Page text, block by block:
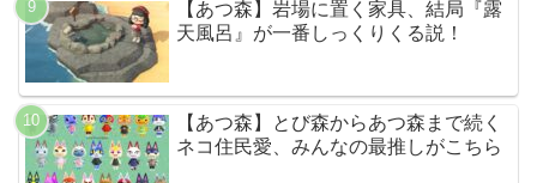
【あつ森】岩場に置く家具、結局『露
天風呂』が一番しっくりくる説！
【あつ森】とび森からあつ森まで続く
ネコ住民愛、みんなの最推しがこちら